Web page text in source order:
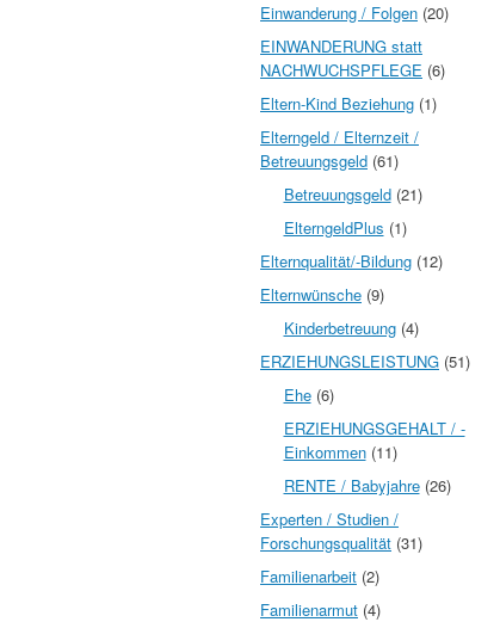
Einwanderung / Folgen (20)
EINWANDERUNG statt
NACHWUCHSPFLEGE (6)
Eltern-Kind Beziehung (1)
Elterngeld / Elternzeit /
Betreuungsgeld (61)
Betreuungsgeld(21)
ElterngeldPlus (1)
Elternqualität/-Bildung (12)
Elternwünsche (9)
Kinderbetreuung(4)
ERZIEHUNGSLEISTUNG (51)
Ehe(6)
ERZIEHUNGSGEHALT / -
Einkommen(11)
RENTE / Babyjahre(26)
Experten / Studien /
Forschungsqualität (31)
Familienarbeit (2)
Familienarmut (4)